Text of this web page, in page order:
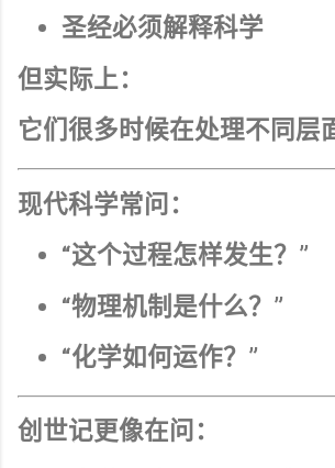
圣经必须解释科学
但实际上：
它们很多时候在处理不同层
现代科学常问：
“这个过程怎样发生？”
“物理机制是什么？”
“化学如何运作？”
创世记更像在问：